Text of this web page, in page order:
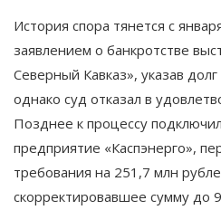
История спора тянется с
заявлением о банкротстве
Северный Кавказ», указав
однако суд отказал в
Позднее к процессу
предприятие «Каспэнерго»,
требования на 251,7 млн
скорректировавшее сумму до